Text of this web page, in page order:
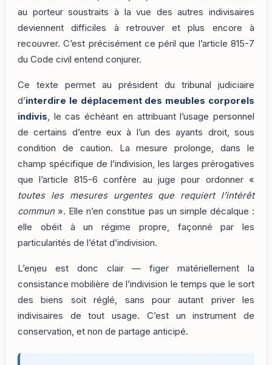
au porteur soustraits à la vue des autres indivisaires
deviennent difficiles à retrouver et plus encore à
recouvrer. C’est précisément ce péril que l’article 815-7
du Code civil entend conjurer.
Ce texte permet au président du tribunal judiciaire
d’interdire le déplacement des meubles corporels
indivis, le cas échéant en attribuant l’usage personnel
de certains d’entre eux à l’un des ayants droit, sous
condition de caution. La mesure prolonge, dans le
champ spécifique de l’indivision, les larges prérogatives
que l’article 815-6 confère au juge pour ordonner «
toutes les mesures urgentes que requiert l’intérêt
commun ». Elle n’en constitue pas un simple décalque :
elle obéit à un régime propre, façonné par les
particularités de l’état d’indivision.
L’enjeu est donc clair — figer matériellement la
consistance mobilière de l’indivision le temps que le sort
des biens soit réglé, sans pour autant priver les
indivisaires de tout usage. C’est un instrument de
conservation, et non de partage anticipé.